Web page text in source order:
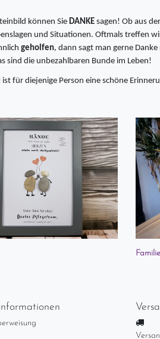
können SieDANKE sagen! Ob aus
und Situationen. Oftmals treffen
geholfen, dann sagt man gerne
sind die unbezahlbaren Bunde im Leben!
ist für diejenige Person eine schöne
Familie